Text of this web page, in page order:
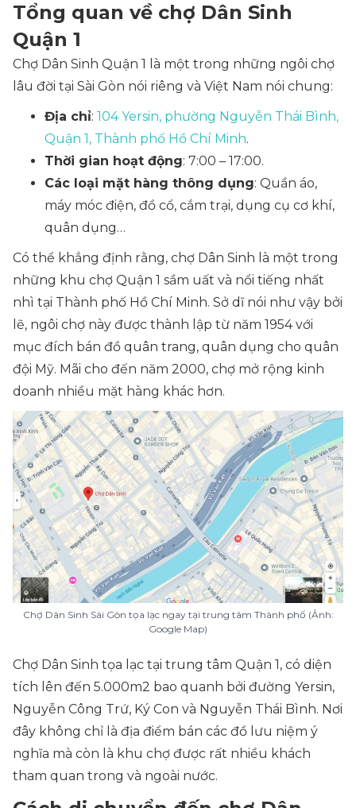
Tổng quan về chợ Dân Sinh
Quận 1
Chợ Dân Sinh Quận 1 là một trong những ngôi chợ
lâu đời tại Sài Gòn nói riêng và Việt Nam nói chung:
Địa chỉ: 104 Yersin, phường Nguyễn Thái Bình,
Quận 1, Thành phố Hồ Chí Minh.
Thời gian hoạt động: 7:00 – 17:00.
Các loại mặt hàng thông dụng: Quần áo,
máy móc điện, đồ cổ, cắm trại, dụng cụ cơ khí,
quân dụng…
Có thể khẳng định rằng, chợ Dân Sinh là một trong
những khu chợ Quận 1 sầm uất và nổi tiếng nhất
nhì tại Thành phố Hồ Chí Minh. Sở dĩ nói như vậy bởi
lẽ, ngôi chợ này được thành lập từ năm 1954 với
mục đích bán đồ quân trang, quân dụng cho quân
đội Mỹ. Mãi cho đến năm 2000, chợ mở rộng kinh
doanh nhiều mặt hàng khác hơn.
Chợ Dân Sinh Sài Gòn tọa lạc ngay tại trung tâm Thành phố (Ảnh:
Google Map)
Chợ Dân Sinh tọa lạc tại trung tâm Quận 1, có diện
tích lên đến 5.000m2 bao quanh bởi đường Yersin,
Nguyễn Công Trứ, Ký Con và Nguyễn Thái Bình. Nơi
đây không chỉ là địa điểm bán các đồ lưu niệm ý
nghĩa mà còn là khu chợ được rất nhiều khách
tham quan trong và ngoài nước.